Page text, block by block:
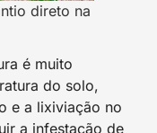
direto na
é muito
do solo,
e a lixiviação no
a infestação de